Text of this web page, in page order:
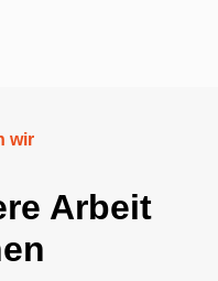
wir
Arbeit